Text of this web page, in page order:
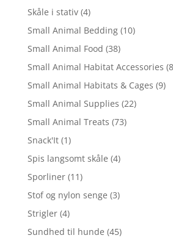
Skåle i stativ (4)
Small Animal Bedding (10)
Small Animal Food (38)
Small Animal Habitat Accessories
Small Animal Habitats & Cages (9)
Small Animal Supplies (22)
Small Animal Treats (73)
Snack'It (1)
Spis langsomt skåle (4)
Sporliner (11)
Stof og nylon senge (3)
Strigler (4)
Sundhed til hunde (45)